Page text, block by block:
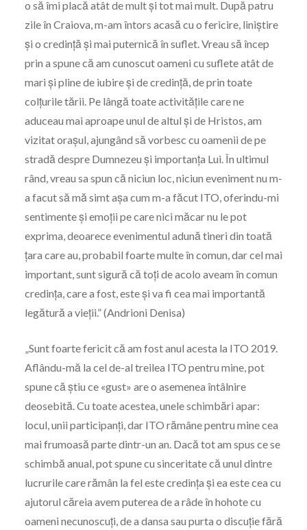
o să îmi placă atât de mult și tot mai mult. După patru
zile în Craiova, m-am întors acasă cu o fericire, liniștire
și o credință și mai puternică în suflet. Vreau să încep
prin a spune că am cunoscut oameni cu suflete atât de
mari și pline de iubire și de credință, de prin toate
colțurile tării. Pe lângă toate activitățile care ne
aduceau mai aproape unul de altul și de Hristos, am
vizitat orașul, ajungând să vorbesc cu oamenii de pe
stradă despre Dumnezeu și importanța Lui. În ultimul
rând, vreau sa spun că niciun loc, niciun eveniment nu m-
a facut să mă simt așa cum m-a făcut ITO, oferindu-mi
sentimente și emoții pe care nici măcar nu le pot
exprima, deoarece evenimentul adună tineri din toată
țara care au, probabil foarte multe în comun, dar cel mai
important, sunt sigură că toți de acolo aveam în comun
credința, care a fost, este și va fi cea mai importantă
legătură a vieții.” (Andrioni Denisa)
„Sunt foarte fericit că am fost anul acesta la ITO 2019.
Aflându-mă la cel de-al treilea ITO pentru mine, pot
spune că știu ce «gust» are o asemenea întâlnire
deosebită. Cu toate acestea, unele schimbări apar:
locul, unii participanți, dar ITO rămâne pentru mine cea
mai frumoasă parte dintr-un an. Dacă tot am spus ce se
schimbă anual, pot spune cu sinceritate că unul dintre
lucrurile care rămân la fel este credința și ea este cea cu
ajutorul căreia avem puterea de a râde în hohote cu
oameni necunoscuți, de a dansa sau purta o discuție fără